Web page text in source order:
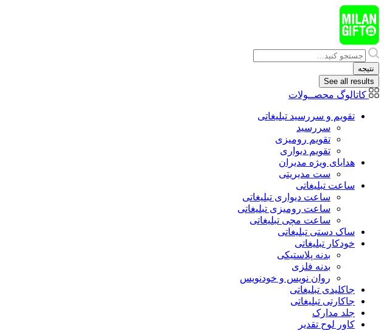
پرش
به
محتوا
Search
...
نتیجه
See all results
کاتالوگ محصــولات
تقویم و سررسید تبلیغاتی
سررسید
تقویم رومیزی
تقویم دیواری
هدایای ويژه مدیران
ست مدیریتی
ساعت تبلیغاتی
ساعت دیواری تبلیغاتی
ساعت رومیزی تبلیغاتی
ساعت مچی تبلیغاتی
ساک دستی تبلیغاتی
خودکار تبلیغاتی
بدنه پلاستیکی
بدنه فلزی
روان نویس و خودنویس
جاکلیدی تبلیغاتی
جاکارتی تبلیغاتی
جلد مدارک
کاور لوح تقدیر